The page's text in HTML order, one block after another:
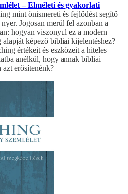
– Elméleti és gyakorlati
mint önismereti és fejlődést segítő
Jogosan merül fel azonban a
hogyan viszonyul ez a modern
alapját képező bibliai kijelentéshez?
értékeit és eszközeit a hiteles
anélkül, hogy annak bibliai
azt erősítenénk?